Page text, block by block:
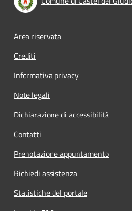
Footer menu
Area riservata
Crediti
Informativa privacy
Note legali
Dichiarazione di accessibilità
Contatti
Prenotazione appuntamento
Richiedi assistenza
Statistiche del portale